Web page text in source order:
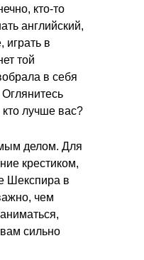
кто-то
английский,
играть в
той
в себя
кто лучше вас?
делом. Для
крестиком,
Шекспира в
чем
сильно